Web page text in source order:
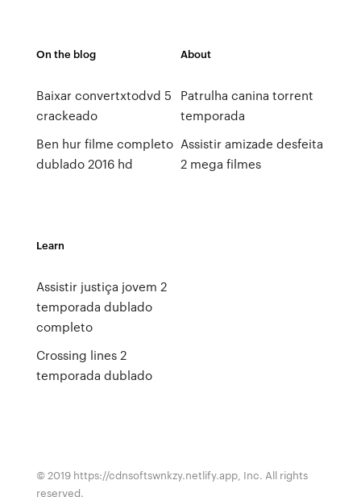
On the blog
Baixar convertxtodvd 5
crackeado
Ben hur filme completo
dublado 2016 hd
About
Patrulha canina torrent
temporada
Assistir amizade desfeita
2 mega filmes
Learn
Assistir justiça jovem 2
temporada dublado
completo
Crossing lines 2
temporada dublado
© 2019 https://cdnsoftswnkzy.netlify.app, Inc. All rights
reserved.